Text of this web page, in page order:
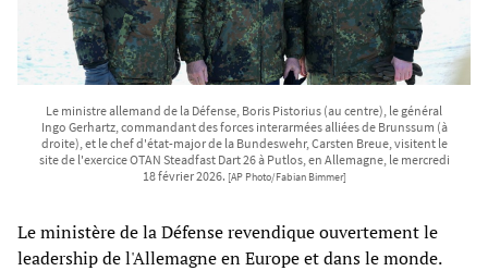
Le ministre allemand de la Défense, Boris Pistorius (au centre), le général
Ingo Gerhartz, commandant des forces interarmées alliées de Brunssum (à
droite), et le chef d'état-major de la Bundeswehr, Carsten Breue, visitent le
site de l'exercice OTAN Steadfast Dart 26 à Putlos, en Allemagne, le mercredi
18 février 2026. [AP Photo/Fabian Bimmer]
Le ministère de la Défense revendique ouvertement le
leadership de l'Allemagne en Europe et dans le monde.